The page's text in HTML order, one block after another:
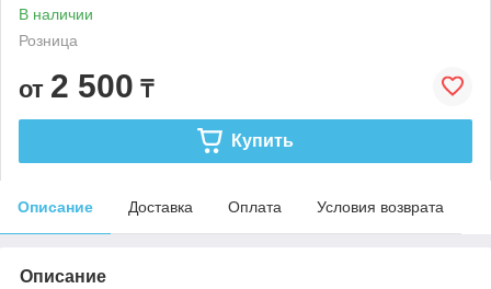
В наличии
Розница
от 2 500 ₸
Купить
Описание Доставка Оплата Условия возврата
Описание